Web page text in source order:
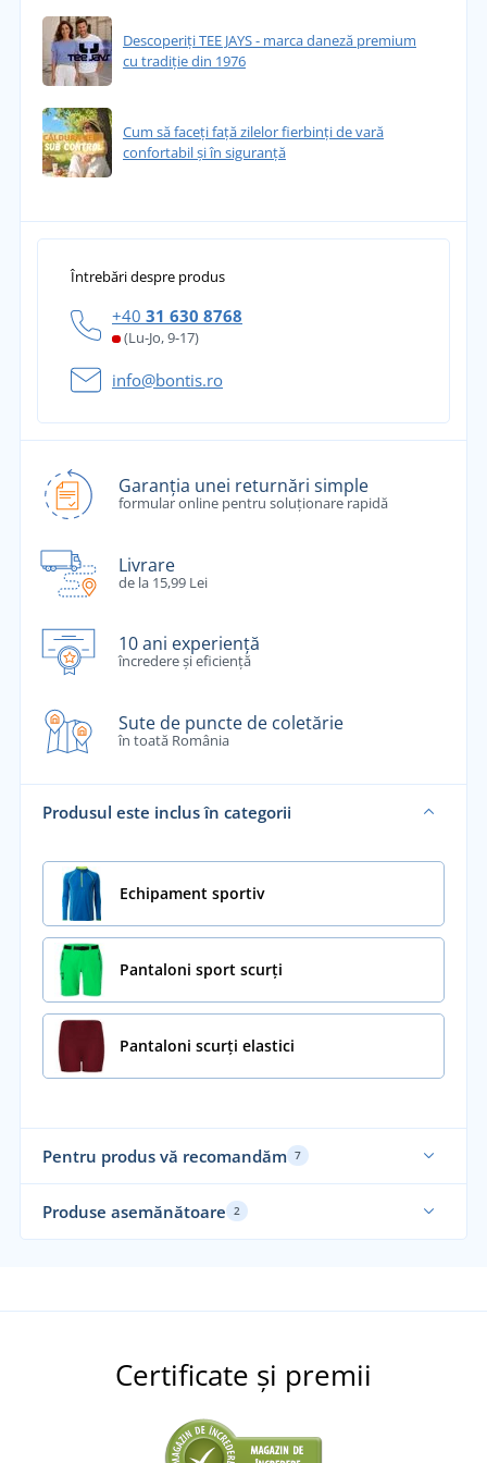
Descoperiți TEE JAYS - marca daneză premium
cu tradiție din 1976
Cum să faceți față zilelor fierbinți de vară
confortabil și în siguranță
Întrebări despre produs
+40 31 630 8768
(Lu-Jo, 9-17)
info@bontis.ro
Garanția unei returnări simple
formular online pentru soluționare rapidă
Livrare
de la 15,99 Lei
10 ani experiență
încredere și eficiență
Sute de puncte de coletărie
în toată România
Produsul este inclus în categorii
Echipament sportiv
Pantaloni sport scurți
Pantaloni scurți elastici
Pentru produs vă recomandăm 7
Funcțional
Recomandarea noastră
Produse asemănătoare 2
Certificate și premii